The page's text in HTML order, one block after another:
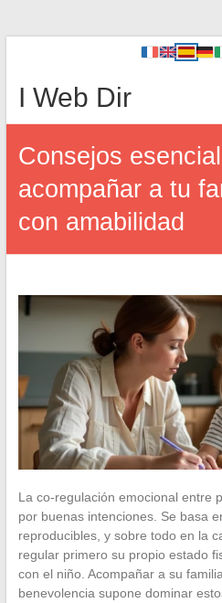
I Web Dir
Consejos
acompañar a tu
con amabilidad
La co-regulación emocional entre
por buenas intenciones. Se basa
reproducibles, y sobre todo en la
regular primero su propio estado
con el niño. Acompañar a su
benevolencia supone dominar